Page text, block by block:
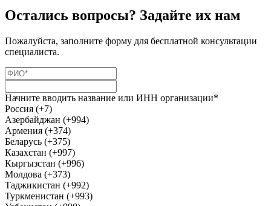
Остались вопросы? Задайте их нам
Пожалуйста, заполните форму для бесплатной консультации
специалиста.
Начните вводить название или ИНН организации*
Россия (+7)
Азербайджан (+994)
Армения (+374)
Беларусь (+375)
Казахстан (+997)
Кыргызстан (+996)
Молдова (+373)
Таджикистан (+992)
Туркменистан (+993)